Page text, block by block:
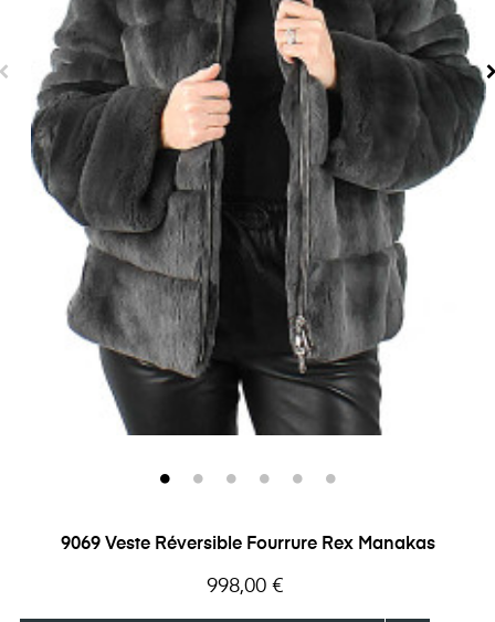
9069 Veste Réversible Fourrure Rex Manakas
Prix
998,00 €